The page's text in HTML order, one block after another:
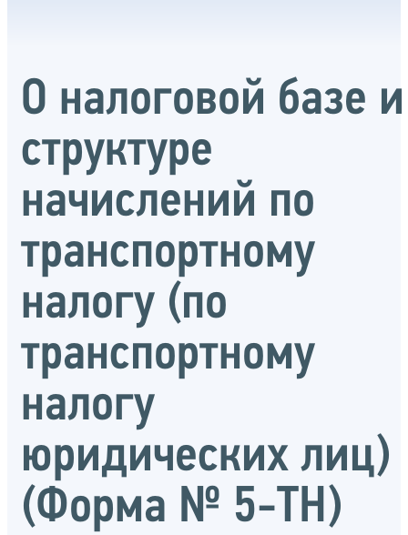
О налоговой базе и
структуре
начислений по
транспортному
налогу (по
транспортному
налогу
юридических лиц)
(Форма № 5-ТН)